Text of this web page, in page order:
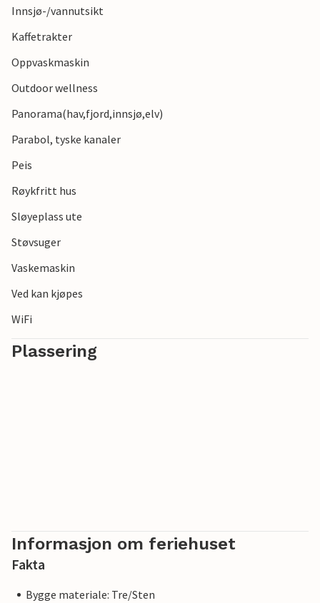
Innsjø-/vannutsikt
Kaffetrakter
Oppvaskmaskin
Outdoor wellness
Panorama(hav,fjord,innsjø,elv)
Parabol, tyske kanaler
Peis
Røykfritt hus
Sløyeplass ute
Støvsuger
Vaskemaskin
Ved kan kjøpes
WiFi
Plassering
Informasjon om feriehuset
Fakta
Bygge materiale: Tre/Sten